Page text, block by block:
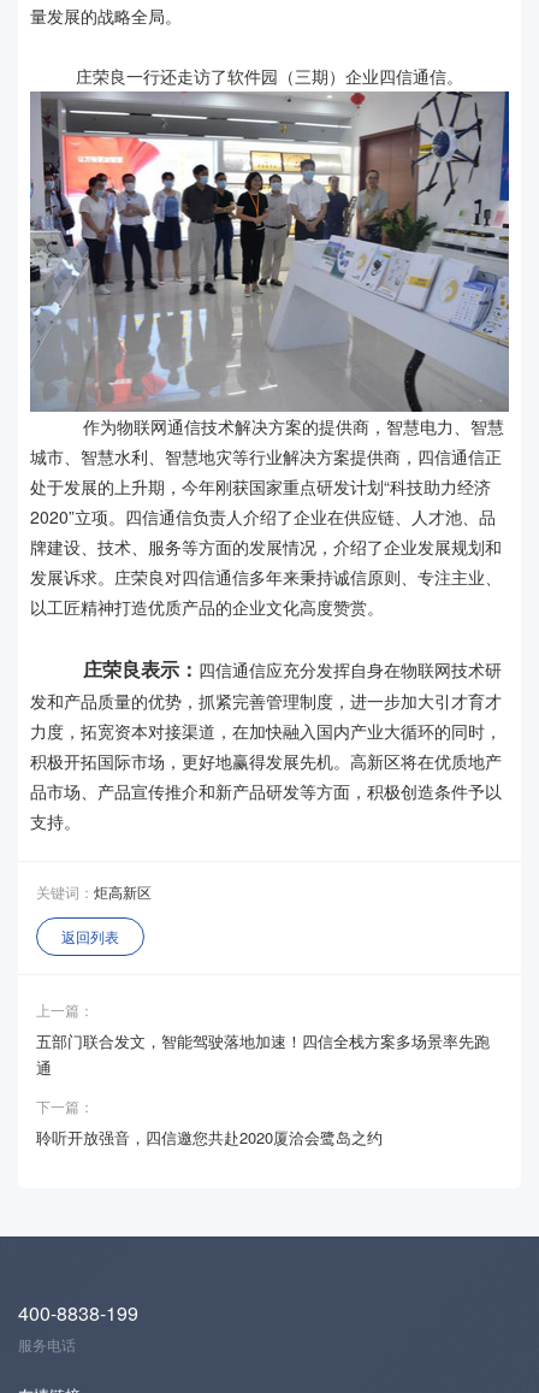
量发展的战略全局。
庄荣良一行还走访了软件园（三期）企业四信通信。
作为物联网通信技术解决方案的提供商，智慧电力、智慧
城市、智慧水利、智慧地灾等行业解决方案提供商，四信通信正
处于发展的上升期，今年刚获国家重点研发计划“科技助力经济
2020”立项。四信通信负责人介绍了企业在供应链、人才池、品
牌建设、技术、服务等方面的发展情况，介绍了企业发展规划和
发展诉求。庄荣良对四信通信多年来秉持诚信原则、专注主业、
以工匠精神打造优质产品的企业文化高度赞赏。
庄荣良表示： 四信通信应充分发挥自身在物联网技术研
发和产品质量的优势，抓紧完善管理制度，进一步加大引才育才
力度，拓宽资本对接渠道，在加快融入国内产业大循环的同时，
积极开拓国际市场，更好地赢得发展先机。高新区将在优质地产
品市场、产品宣传推介和新产品研发等方面，积极创造条件予以
支持。
关键词： 炬高新区
返回列表
上一篇：
五部门联合发文，智能驾驶落地加速！四信全栈方案多场景率先跑
通
下一篇：
聆听开放强音，四信邀您共赴2020厦洽会鹭岛之约
400-8838-199
服务电话